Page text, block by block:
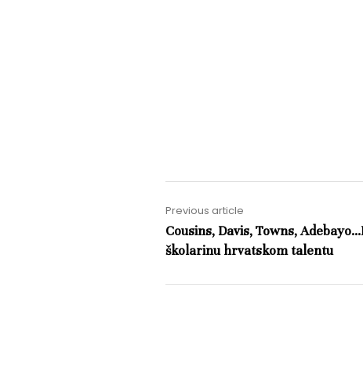
Previous article
Cousins, Davis, Towns,
školarinu hrvatskom talentu